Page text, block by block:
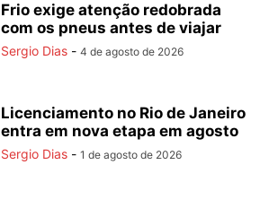
Frio exige atenção redobrada
com os pneus antes de viajar
Sergio Dias - 4 de agosto de 2026
Licenciamento no Rio de Janeiro
entra em nova etapa em agosto
Sergio Dias - 1 de agosto de 2026